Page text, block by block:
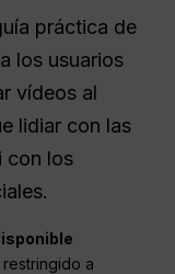
práctica de
los usuarios
vídeos al
lidiar con las
con los
restringido a